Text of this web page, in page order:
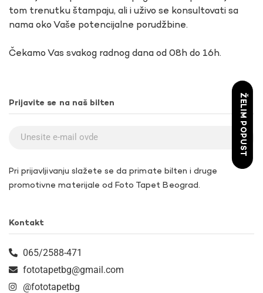
tom trenutku štampaju, ali i uživo se konsultovati sa
nama oko Vaše potencijalne porudžbine.
Čekamo Vas svakog radnog dana od 08h do 16h.
Prijavite se na naš bilten
Pri prijavljivanju slažete se da primate bilten i druge
promotivne materijale od Foto Tapet Beograd.
Kontakt
065/2588-471
fototapetbg@gmail.com
@fototapetbg
ŽELIM POPUST